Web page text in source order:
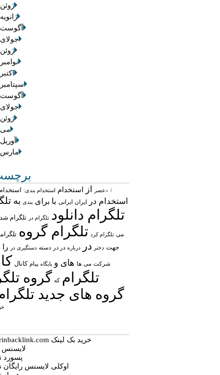
ژوئن 2020
ژانویه 2020
آگوست 2019
جولای 2019
ژوئن 2019
نوامبر 2016
اکتبر 2016
سپتامبر 2016
آگوست 2016
جولای 2016
ژوئن 2016
می 2016
آوریل 2016
مارس 2016
/ «عصر از استخدام استخدام بندی:
استخدام در ایران ایرانی با برای بندی به
تلگرام دانلود تلگرام در تلگرام شد
می تلگرام کرد تلگرام گروه
جهت دختر در درباره در در دسته دستگیری در را
شرکت می ها های و پایگاه پیام کانال
تلگرام که گروه
گروه های جدید
خرید بک لینک behtarinbacklink.com
لایسنس
پسورد
اوکلی لایسنس رایگان